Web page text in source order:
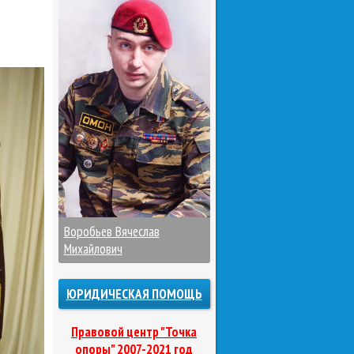
Воробьев Вячеслав
Михайлович
ЮРИДИЧЕСКАЯ ПОМОЩЬ
Правовой центр "Точка
опоры" 2007-2021 год